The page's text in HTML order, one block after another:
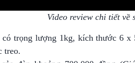
Video review chi tiết về
trọng lượng 1kg, kích thước 6 x
treo.